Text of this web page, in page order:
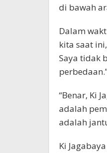
di bawah
Dalam
kita saat
Saya tidak
“Benar, Ki
adalah
adalah
Ki